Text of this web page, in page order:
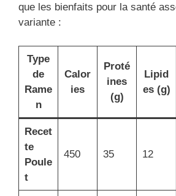
que les bienfaits pour la santé
variante :
Type
de
Rame
n
Calor
ies
Proté
ines
(g)
Lipid
es (g)
Recet
te
Poule
t
450 35 12